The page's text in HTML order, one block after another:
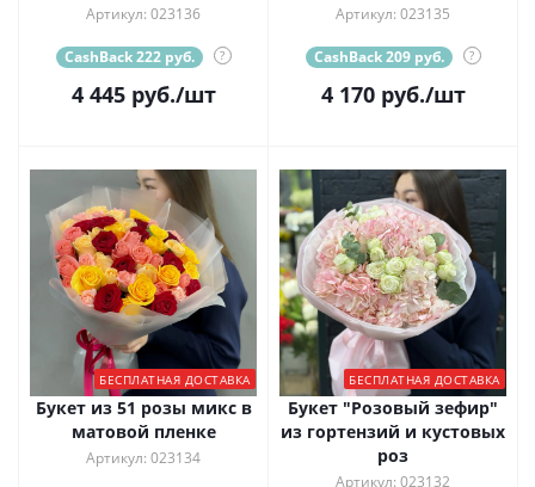
Артикул: 023136
CashBack 222 руб. ?
4 445руб./шт
Артикул: 023135
CashBack 209 руб. ?
4 170руб./шт
БЕСПЛАТНАЯ ДОСТАВКА
Букет из 51 розы микс в
матовой пленке
Артикул: 023134
БЕСПЛАТНАЯ ДОСТАВКА
Букет "Розовый зефир"
из гортензий и кустовых
роз
Артикул: 023132